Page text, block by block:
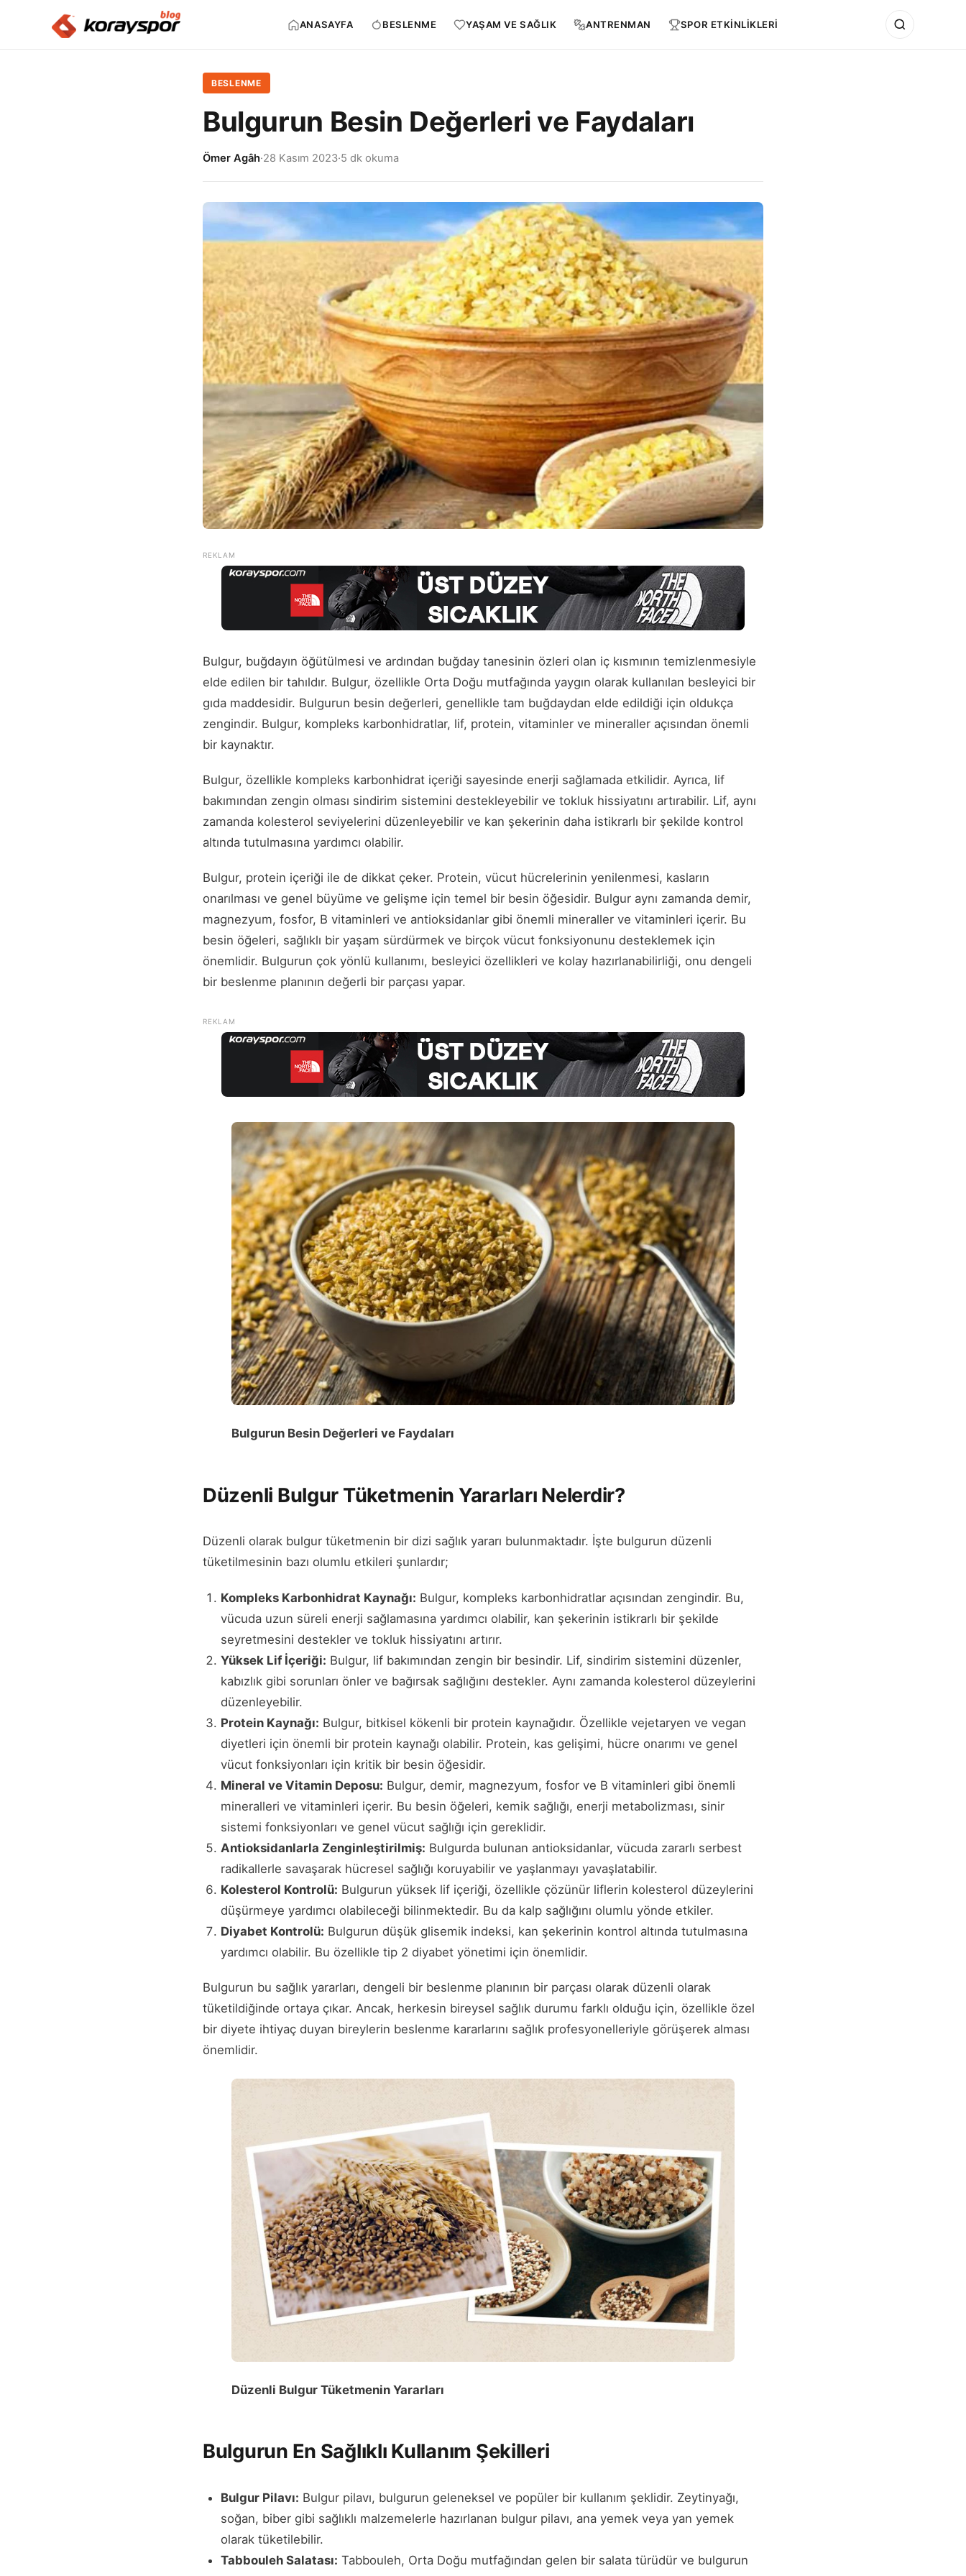
ANASAYFA BESLENME YAŞAM VE SAĞLIK ANTRENMAN SPOR ETKİNLİKLERİ
BESLENME
Bulgurun Besin Değerleri ve Faydaları
Ömer Agâh·28 Kasım 2023·5 dk okuma
Bulgur, buğdayın öğütülmesi ve ardından buğday tanesinin özleri olan iç kısmının temizlenmesiyle
elde edilen bir tahıldır. Bulgur, özellikle Orta Doğu mutfağında yaygın olarak kullanılan besleyici bir
gıda maddesidir. Bulgurun besin değerleri, genellikle tam buğdaydan elde edildiği için oldukça
zengindir. Bulgur, kompleks karbonhidratlar, lif, protein, vitaminler ve mineraller açısından önemli
bir kaynaktır.
Bulgur, özellikle kompleks karbonhidrat içeriği sayesinde enerji sağlamada etkilidir. Ayrıca, lif
bakımından zengin olması sindirim sistemini destekleyebilir ve tokluk hissiyatını artırabilir. Lif, aynı
zamanda kolesterol seviyelerini düzenleyebilir ve kan şekerinin daha istikrarlı bir şekilde kontrol
altında tutulmasına yardımcı olabilir.
Bulgur, protein içeriği ile de dikkat çeker. Protein, vücut hücrelerinin yenilenmesi, kasların
onarılması ve genel büyüme ve gelişme için temel bir besin öğesidir. Bulgur aynı zamanda demir,
magnezyum, fosfor, B vitaminleri ve antioksidanlar gibi önemli mineraller ve vitaminleri içerir. Bu
besin öğeleri, sağlıklı bir yaşam sürdürmek ve birçok vücut fonksiyonunu desteklemek için
önemlidir. Bulgurun çok yönlü kullanımı, besleyici özellikleri ve kolay hazırlanabilirliği, onu dengeli
bir beslenme planının değerli bir parçası yapar.
Bulgurun Besin Değerleri ve Faydaları
Düzenli Bulgur Tüketmenin Yararları Nelerdir?
Düzenli olarak bulgur tüketmenin bir dizi sağlık yararı bulunmaktadır. İşte bulgurun düzenli
tüketilmesinin bazı olumlu etkileri şunlardır;
Kompleks Karbonhidrat Kaynağı: Bulgur, kompleks karbonhidratlar açısından zengindir. Bu,
vücuda uzun süreli enerji sağlamasına yardımcı olabilir, kan şekerinin istikrarlı bir şekilde
seyretmesini destekler ve tokluk hissiyatını artırır.
Yüksek Lif İçeriği: Bulgur, lif bakımından zengin bir besindir. Lif, sindirim sistemini düzenler,
kabızlık gibi sorunları önler ve bağırsak sağlığını destekler. Aynı zamanda kolesterol düzeylerini
düzenleyebilir.
Protein Kaynağı: Bulgur, bitkisel kökenli bir protein kaynağıdır. Özellikle vejetaryen ve vegan
diyetleri için önemli bir protein kaynağı olabilir. Protein, kas gelişimi, hücre onarımı ve genel
vücut fonksiyonları için kritik bir besin öğesidir.
Mineral ve Vitamin Deposu: Bulgur, demir, magnezyum, fosfor ve B vitaminleri gibi önemli
mineralleri ve vitaminleri içerir. Bu besin öğeleri, kemik sağlığı, enerji metabolizması, sinir
sistemi fonksiyonları ve genel vücut sağlığı için gereklidir.
Antioksidanlarla Zenginleştirilmiş: Bulgurda bulunan antioksidanlar, vücuda zararlı serbest
radikallerle savaşarak hücresel sağlığı koruyabilir ve yaşlanmayı yavaşlatabilir.
Kolesterol Kontrolü: Bulgurun yüksek lif içeriği, özellikle çözünür liflerin kolesterol düzeylerini
düşürmeye yardımcı olabileceği bilinmektedir. Bu da kalp sağlığını olumlu yönde etkiler.
Diyabet Kontrolü: Bulgurun düşük glisemik indeksi, kan şekerinin kontrol altında tutulmasına
yardımcı olabilir. Bu özellikle tip 2 diyabet yönetimi için önemlidir.
Bulgurun bu sağlık yararları, dengeli bir beslenme planının bir parçası olarak düzenli olarak
tüketildiğinde ortaya çıkar. Ancak, herkesin bireysel sağlık durumu farklı olduğu için, özellikle özel
bir diyete ihtiyaç duyan bireylerin beslenme kararlarını sağlık profesyonelleriyle görüşerek alması
önemlidir.
Düzenli Bulgur Tüketmenin Yararları
Bulgurun En Sağlıklı Kullanım Şekilleri
Bulgur Pilavı: Bulgur pilavı, bulgurun geleneksel ve popüler bir kullanım şeklidir. Zeytinyağı,
soğan, biber gibi sağlıklı malzemelerle hazırlanan bulgur pilavı, ana yemek veya yan yemek
olarak tüketilebilir.
Tabbouleh Salatası: Tabbouleh, Orta Doğu mutfağından gelen bir salata türüdür ve bulgurun